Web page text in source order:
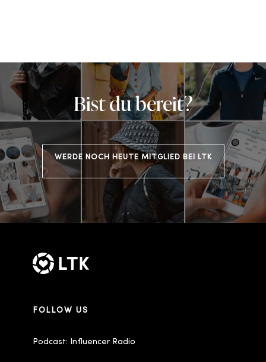
Bist du bereit?
WERDE NOCH HEUTE MITGLIED BEI LTK
FOLLOW US
Podcast: Influencer Radio